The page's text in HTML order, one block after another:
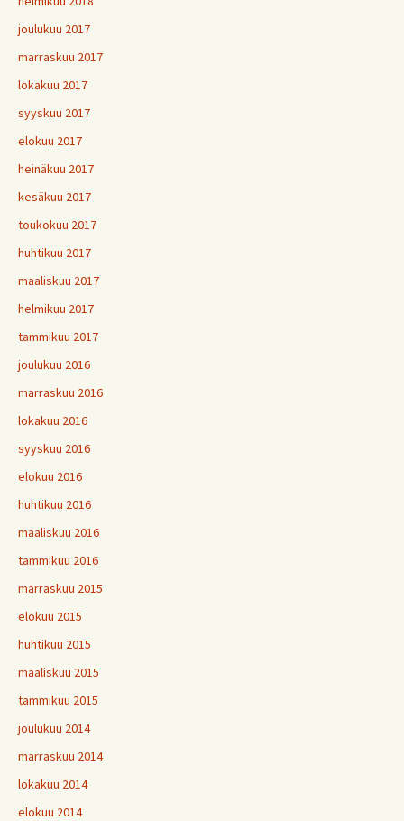
joulukuu 2017
marraskuu 2017
lokakuu 2017
syyskuu 2017
elokuu 2017
heinäkuu 2017
kesäkuu 2017
toukokuu 2017
huhtikuu 2017
maaliskuu 2017
helmikuu 2017
tammikuu 2017
joulukuu 2016
marraskuu 2016
lokakuu 2016
syyskuu 2016
elokuu 2016
huhtikuu 2016
maaliskuu 2016
tammikuu 2016
marraskuu 2015
elokuu 2015
huhtikuu 2015
maaliskuu 2015
tammikuu 2015
joulukuu 2014
marraskuu 2014
lokakuu 2014
elokuu 2014